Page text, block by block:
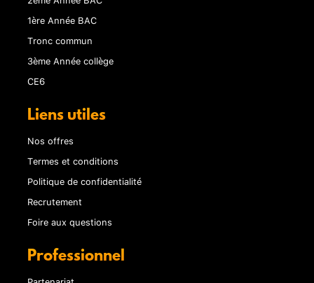
1ère Année BAC
Tronc commun
3ème Année collège
CE6
Liens utiles
Nos offres
Termes et conditions
Politique de confidentialité
Recrutement
Foire aux questions
Professionnel